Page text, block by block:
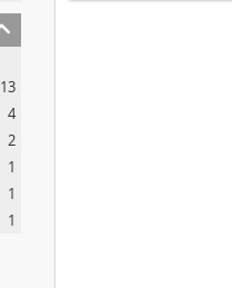
13
4
2
1
1
1